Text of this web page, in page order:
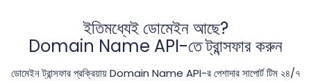
ইতিমধ্যেই ডোমেইন আছে?
Domain Name API-তে ট্রান্সফার করুন
ডোমেইন ট্রান্সফার প্রক্রিয়ায় Domain Name API-র পেশাদার সাপোর্ট টিম ২৪/৭